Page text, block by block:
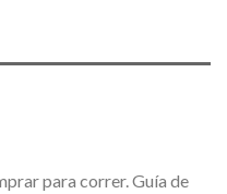
para correr. Guía de